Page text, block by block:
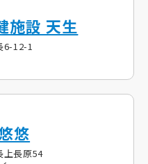
施設 天生
6-12-1
悠
上長原54